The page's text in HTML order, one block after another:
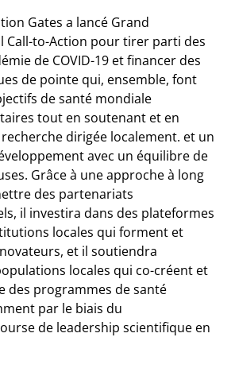
Gates a lancé Grand
Call-to-Action pour tirer parti des
de COVID-19 et financer des
de pointe qui, ensemble, font
de santé mondiale
tout en soutenant et en
dirigée localement. et un
avec un équilibre de
Grâce à une approche à long
des partenariats
il investira dans des plateformes
locales qui forment et
et il soutiendra
locales qui co-créent et
des programmes de santé
par le biais du
de leadership scientifique en